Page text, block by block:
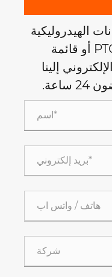
الهيدروليكية
أو علب التروس أو مهاوي PTO أو قائمة
إلينا